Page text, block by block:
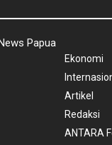
Papua
Ekonomi
Artikel
Redaksi
ANTARA